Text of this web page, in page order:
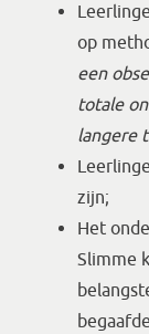
op
een
totale
langere
zijn;
Het
Slimme